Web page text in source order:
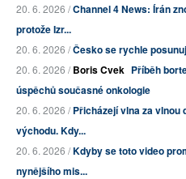
20. 6. 2026 /Channel 4 News: Írán
protože Izr...
20. 6. 2026 /Česko se rychle
20. 6. 2026 /Boris Cvek Příběh
úspěchů současné onkologie
20. 6. 2026 /Přicházejí vlna za
východu. Kdy...
20. 6. 2026 /Kdyby se toto video
nynějšího mis...